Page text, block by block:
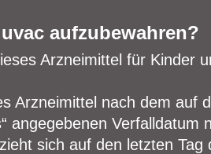
aufzubewahren?
Arzneimittel für Kinder
Arzneimittel nach dem auf
angegebenen Verfalldatum
sich auf den letzten